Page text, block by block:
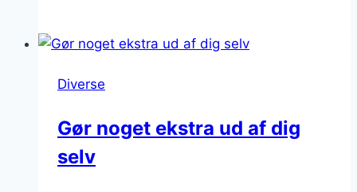
det
mødet
Diverse
Gør noget ekstra ud af dig
selv